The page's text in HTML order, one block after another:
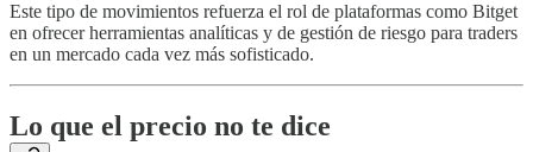
Este tipo de movimientos refuerza el rol de plataformas como Bitget
en ofrecer herramientas analíticas y de gestión de riesgo para traders
en un mercado cada vez más sofisticado.
Lo que el precio no te dice